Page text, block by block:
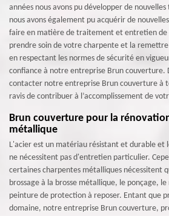
années nous avons pu développer de
nous avons également pu acquérir de
faire en matière de traitement et entretien de
prendre soin de votre charpente et la
en respectant les normes de sécurité en
confiance à notre entreprise Brun couverture.
contacter notre entreprise Brun couverture à
ravis de contribuer à l’accomplissement de
Brun couverture pour la
métallique
L'acier est un matériau résistant et durable et
ne nécessitent pas d'entretien particulier.
certaines charpentes métalliques nécessitent
brossage à la brosse métallique, le ponçage,
peinture de protection à reposer. Entant que
domaine, notre entreprise Brun couverture,